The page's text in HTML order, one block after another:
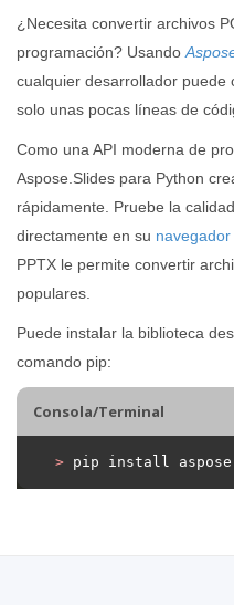
¿Necesita convertir archivos
programación? Usando
cualquier desarrollador puede
solo unas pocas líneas de
Como una API moderna de
Aspose.Slides para Python
rápidamente. Pruebe la
directamente en su navegador
PPTX le permite convertir
populares.
Puede instalar la biblioteca
comando pip:
Consola/Terminal
> pip install